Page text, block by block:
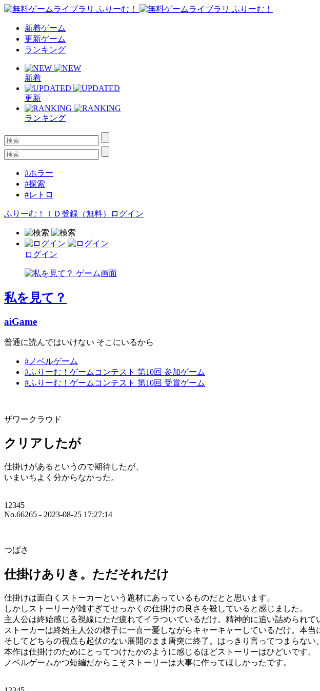
新着ゲーム
更新ゲーム
ランキング
新着
更新
ランキング
#ホラー
#探索
#レトロ
ふりーむ！ＩＤ登録（無料） ログイン
ログイン
私を見て？
aiGame
普通に読んではいけない そこにいるから
#ノベルゲーム
#ふりーむ！ゲームコンテスト 第10回 参加ゲーム
#ふりーむ！ゲームコンテスト 第10回 受賞ゲーム
ザワークラウド
クリアしたが
仕掛けがあるというので期待したが、
いまいちよく分からなかった。
12345
No.66265 - 2023-08-25 17:27:14
つばさ
仕掛けありき。ただそれだけ
仕掛けは面白くストーカーという題材にあっているものだとと思います。
しかしストーリーが雑すぎてせっかくの仕掛けの良さを殺していると感じました。
主人公は終始感じる視線にただ疲れてイラついているだけ。精神的に追い詰められ
ストーカーは終始主人公の様子に一喜一憂しながらキャーキャーしているだけ。本当
そしてどちらの視点も起伏のない展開のまま唐突に終了。はっきり言ってつまらない。
本作は仕掛けのためにとってつけたかのように感じるほどストーリーはひどいです。
ノベルゲームかつ短編だからこそストーリーは大事に作ってほしかったです。